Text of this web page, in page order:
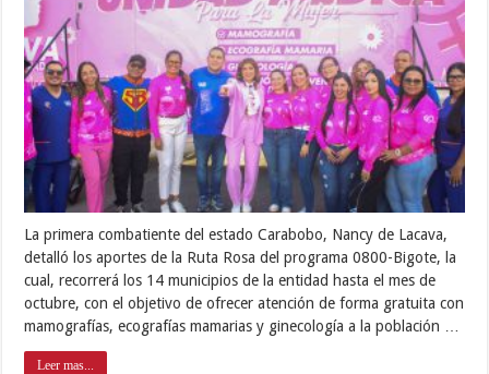
La primera combatiente del estado Carabobo, Nancy de Lacava,
detalló los aportes de la Ruta Rosa del programa 0800-Bigote, la
cual, recorrerá los 14 municipios de la entidad hasta el mes de
octubre, con el objetivo de ofrecer atención de forma gratuita con
mamografías, ecografías mamarias y ginecología a la población …
Leer mas...